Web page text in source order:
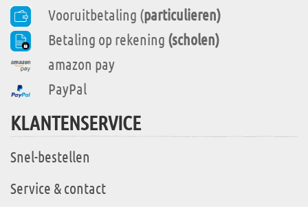
Vooruitbetaling (particulieren)
Betaling op rekening (scholen)
amazon pay
PayPal
KLANTENSERVICE
Snel-bestellen
Service & contact